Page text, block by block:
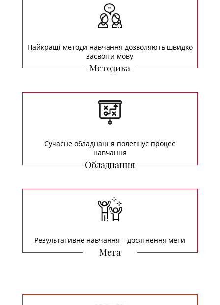
Найкращі методи навчання дозволяють швидко
засвоїти мову
Методика
Сучасне обладнання полегшує процес
навчання
Обладнання
Результативне навчання – досягнення мети
Мета